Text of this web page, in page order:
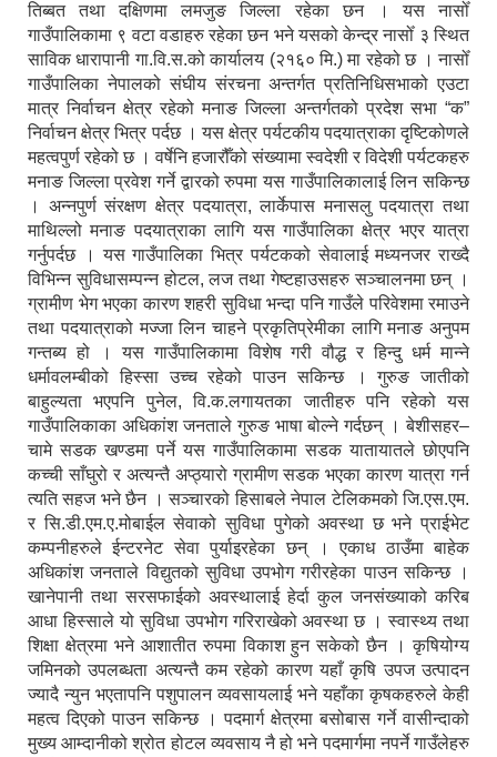
तिब्बत तथा दक्षिणमा लमजुङ जिल्ला रहेका छन । यस नासोँ
गाउँपालिकामा ९ वटा वडाहरु रहेका छन भने यसको केन्द्र नासोँ ३ स्थित
साविक धारापानी गा.वि.स.को कार्यालय (२१६० मि.) मा रहेको छ । नासोँ
गाउँपालिका नेपालको संघीय संरचना अन्तर्गत प्रतिनिधिसभाको एउटा
मात्र निर्वाचन क्षेत्र रहेको मनाङ जिल्ला अन्तर्गतको प्रदेश सभा “क”
निर्वाचन क्षेत्र भित्र पर्दछ । यस क्षेत्र पर्यटकीय पदयात्राका दृष्टिकोणले
महत्वपुर्ण रहेको छ । वर्षेनि हजारौँको संख्यामा स्वदेशी र विदेशी पर्यटकहरु
मनाङ जिल्ला प्रवेश गर्ने द्वारको रुपमा यस गाउँपालिकालाई लिन सकिन्छ
। अन्नपुर्ण संरक्षण क्षेत्र पदयात्रा, लार्केपास मनासलु पदयात्रा तथा
माथिल्लो मनाङ पदयात्राका लागि यस गाउँपालिका क्षेत्र भएर यात्रा
गर्नुपर्दछ । यस गाउँपालिका भित्र पर्यटकको सेवालाई मध्यनजर राख्दै
विभिन्न सुविधासम्पन्न होटल, लज तथा गेष्टहाउसहरु सञ्चालनमा छन् ।
ग्रामीण भेग भएका कारण शहरी सुविधा भन्दा पनि गाउँले परिवेशमा रमाउने
तथा पदयात्राको मज्जा लिन चाहने प्रकृतिप्रेमीका लागि मनाङ अनुपम
गन्तब्य हो । यस गाउँपालिकामा विशेष गरी वौद्ध र हिन्दु धर्म मान्ने
धर्मावलम्बीको हिस्सा उच्च रहेको पाउन सकिन्छ । गुरुङ जातीको
बाहुल्यता भएपनि पुनेल, वि.क.लगायतका जातीहरु पनि रहेको यस
गाउँपालिकाका अधिकांश जनताले गुरुङ भाषा बोल्ने गर्दछन् । बेशीसहर–
चामे सडक खण्डमा पर्ने यस गाउँपालिकामा सडक यातायातले छोएपनि
कच्ची साँघुरो र अत्यन्तै अप्ठ्यारो ग्रामीण सडक भएका कारण यात्रा गर्न
त्यति सहज भने छैन । सञ्चारको हिसाबले नेपाल टेलिकमको जि.एस.एम.
र सि.डी.एम.ए.मोबाईल सेवाको सुविधा पुगेको अवस्था छ भने प्राईभेट
कम्पनीहरुले ईन्टरनेट सेवा पुर्याइरहेका छन् । एकाध ठाउँमा बाहेक
अधिकांश जनताले विद्युतको सुविधा उपभोग गरीरहेका पाउन सकिन्छ ।
खानेपानी तथा सरसफाईको अवस्थालाई हेर्दा कुल जनसंख्याको करिब
आधा हिस्साले यो सुविधा उपभोग गरिराखेको अवस्था छ । स्वास्थ्य तथा
शिक्षा क्षेत्रमा भने आशातीत रुपमा विकाश हुन सकेको छैन । कृषियोग्य
जमिनको उपलब्धता अत्यन्तै कम रहेको कारण यहाँ कृषि उपज उत्पादन
ज्यादै न्युन भएतापनि पशुपालन व्यवसायलाई भने यहाँका कृषकहरुले केही
महत्व दिएको पाउन सकिन्छ । पदमार्ग क्षेत्रमा बसोबास गर्ने वासीन्दाको
मुख्य आम्दानीको श्रोत होटल व्यवसाय नै हो भने पदमार्गमा नपर्ने गाउँलेहरु